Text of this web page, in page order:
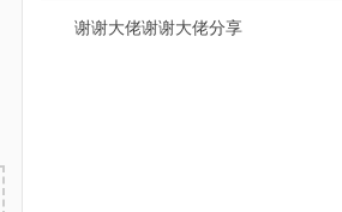
谢谢大佬谢谢大佬分享